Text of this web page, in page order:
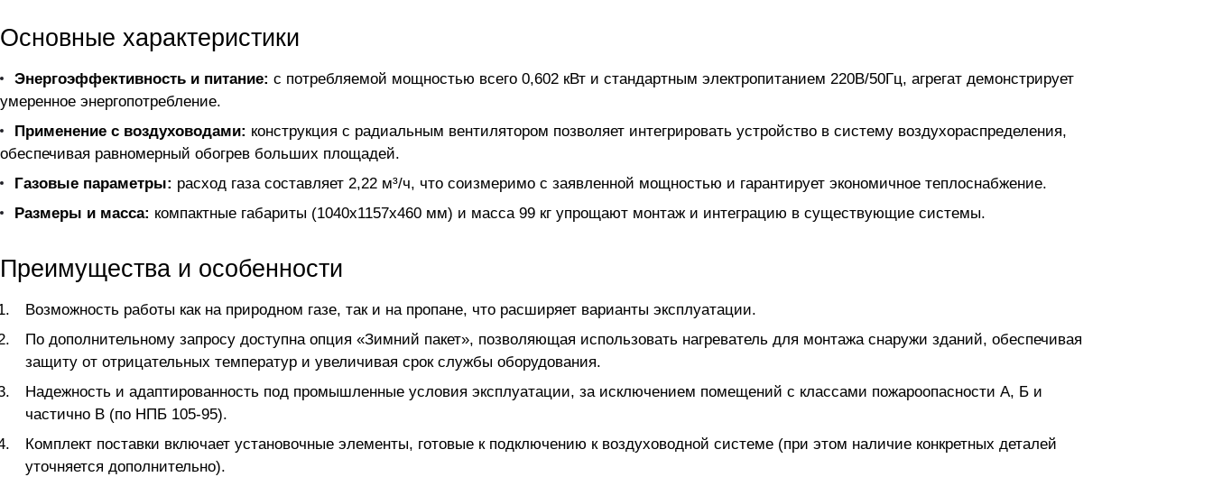
Основные характеристики
Энергоэффективность и питание: с потребляемой мощностью всего 0,602 кВт и стандартным электропитанием 220В/50Гц, агрегат демонстрирует
умеренное энергопотребление.
Применение с воздуховодами: конструкция с радиальным вентилятором позволяет интегрировать устройство в систему воздухораспределения,
обеспечивая равномерный обогрев больших площадей.
Газовые параметры: расход газа составляет 2,22 м³/ч, что соизмеримо с заявленной мощностью и гарантирует экономичное теплоснабжение.
Размеры и масса: компактные габариты (1040x1157x460 мм) и масса 99 кг упрощают монтаж и интеграцию в существующие системы.
Преимущества и особенности
Возможность работы как на природном газе, так и на пропане, что расширяет варианты эксплуатации.
По дополнительному запросу доступна опция «Зимний пакет», позволяющая использовать нагреватель для монтажа снаружи зданий, обеспечивая
защиту от отрицательных температур и увеличивая срок службы оборудования.
Надежность и адаптированность под промышленные условия эксплуатации, за исключением помещений с классами пожароопасности А, Б и
частично В (по НПБ 105-95).
Комплект поставки включает установочные элементы, готовые к подключению к воздуховодной системе (при этом наличие конкретных деталей
уточняется дополнительно).